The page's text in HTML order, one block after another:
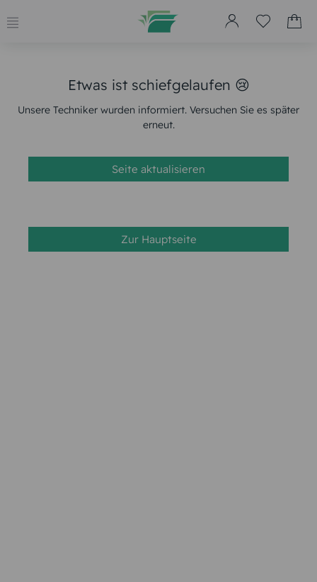
Etwas ist schiefgelaufen 😢
Unsere Techniker wurden informiert. Versuchen Sie es später
erneut.
Seite aktualisieren
Zur Hauptseite